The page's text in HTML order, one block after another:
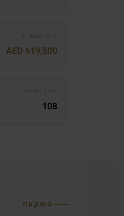
מחיר התחלתי
AED 619,500
סה"כ יחידות
108
השקעה